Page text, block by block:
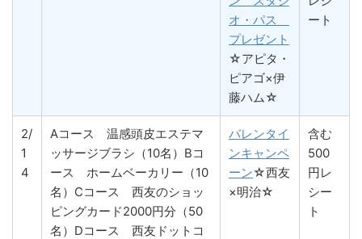
オ・パス
プレゼント
☆アピタ・
ピアゴ×伊
藤ハム☆
ート
2/
1
4
Aコース 温感頭皮エステマ
ッサージブラシ（10名）Bコ
ース ホームベーカリー（10
名）Cコース 西友のショッ
ピングカード2000円分（50
名）Dコース 西友ドットコ
バレンタイ
ンキャンペ
ーン☆西友
×明治☆
含む
500
円レ
シー
ト